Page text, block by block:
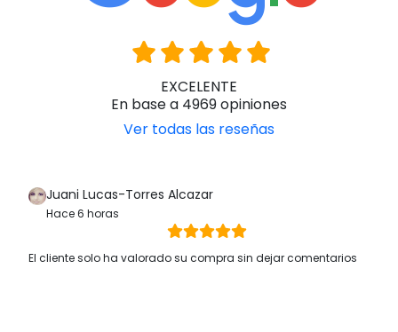
EXCELENTE
En base a 4969 opiniones
Ver todas las reseñas
Juani Lucas-Torres Alcazar
Hace 6 horas
El cliente solo ha valorado su compra sin dejar comentarios